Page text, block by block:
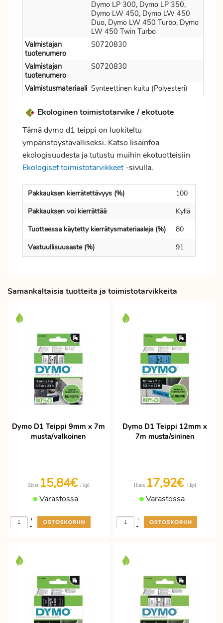
Dymo LP 300, Dymo LP 350,
Dymo LW 450, Dymo LW 450
Duo, Dymo LW 450 Turbo, Dymo
LW 450 Twin Turbo
Valmistajan
tuotenumero
S0720830
Valmistajan
tuotenumero
S0720830
Valmistusmateriaali Synteettinen kuitu (Polyesteri)
Ekologinen toimistotarvike / ekotuote
Tämä dymo d1 teippi on luokiteltu
ympäristöystävälliseksi. Katso lisäinfoa
ekologisuudesta ja tutustu muihin ekotuotteisiin
Ekologiset toimistotarvikkeet-sivulla.
Pakkauksen kierrätettävyys (%)
100
Pakkauksen voi kierrättää
Kyllä
Tuotteessa käytetty kierrätysmateriaaleja (%)
80
Vastuullisuusaste (%)
91
Samankaltaisia tuotteita ja toimistotarvikkeita
Dymo D1 Teippi 9mm x 7m
musta/valkoinen
Hinta 15,84€ / kpl
Varastossa
-
+
Dymo D1 Teippi 12mm x
7m musta/sininen
Hinta 17,92€ / kpl
Varastossa
-
+